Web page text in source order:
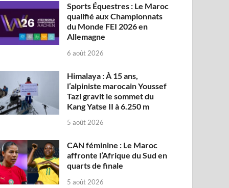
Sports Équestres : Le Maroc
qualifié aux Championnats
du Monde FEI 2026 en
Allemagne
6 août 2026
Himalaya : À 15 ans,
l’alpiniste marocain Youssef
Tazi gravit le sommet du
Kang Yatse II à 6.250 m
5 août 2026
CAN féminine : Le Maroc
affronte l’Afrique du Sud en
quarts de finale
5 août 2026